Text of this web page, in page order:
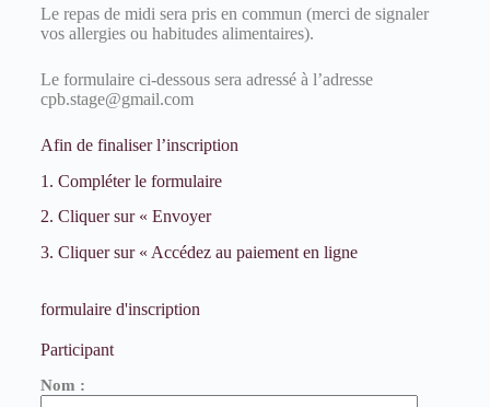
Le repas de midi sera pris en commun (merci de signaler
vos allergies ou habitudes alimentaires).
Le formulaire ci-dessous sera adressé à l’adresse
cpb.stage@gmail.com
Afin de finaliser l’inscription
1. Compléter le formulaire
2. Cliquer sur « Envoyer
3. Cliquer sur « Accédez au paiement en ligne
formulaire d'inscription
Participant
Nom :